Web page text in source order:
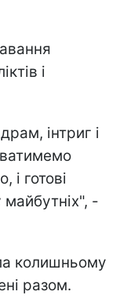
і
інтриг і
і готові
майбутніх", -
колишньому
разом.